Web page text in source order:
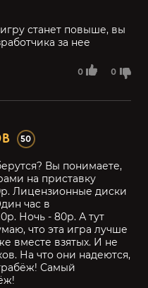
0 0
станет повыше, вы
за нее
50
Вы понимаете,
на приставку
Лицензионные диски
час в
Ночь - 80р. А тут
что эта игра лучше
вместе взятых. И не
На что они надеются,
Самый